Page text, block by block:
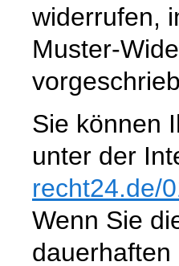
widerrufen,
Muster-
Sie können
unter der
recht24.de/
Wenn Sie